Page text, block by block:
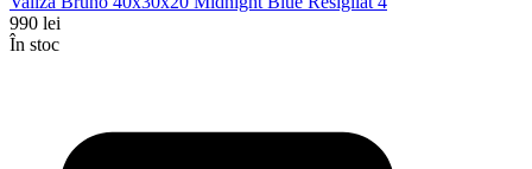
990 lei
În stoc